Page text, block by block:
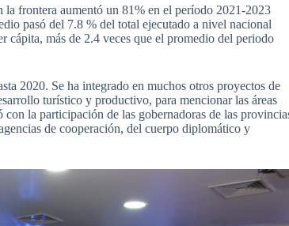
frontera aumentó un 81% en el período 2021-2023
pasó del 7.8 % del total ejecutado a nivel nacional
cápita, más de 2.4 veces que el promedio del periodo
2020. Se ha integrado en muchos otros proyectos de
turístico y productivo, para mencionar las áreas
la participación de las gobernadoras de las
de cooperación, del cuerpo diplomático y